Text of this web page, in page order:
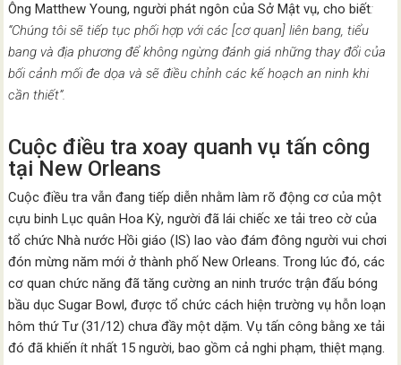
Ông Matthew Young, người phát ngôn của Sở Mật vụ, cho biết:
“Chúng tôi sẽ tiếp tục phối hợp với các [cơ quan] liên bang, tiểu
bang và địa phương để không ngừng đánh giá những thay đổi của
bối cảnh mối đe dọa và sẽ điều chỉnh các kế hoạch an ninh khi
cần thiết”.
Cuộc điều tra xoay quanh vụ tấn công
tại New Orleans
Cuộc điều tra vẫn đang tiếp diễn nhằm làm rõ động cơ của một
cựu binh Lục quân Hoa Kỳ, người đã lái chiếc xe tải treo cờ của
tổ chức Nhà nước Hồi giáo (IS) lao vào đám đông người vui chơi
đón mừng năm mới ở thành phố New Orleans. Trong lúc đó, các
cơ quan chức năng đã tăng cường an ninh trước trận đấu bóng
bầu dục Sugar Bowl, được tổ chức cách hiện trường vụ hỗn loạn
hôm thứ Tư (31/12) chưa đầy một dặm. Vụ tấn công bằng xe tải
đó đã khiến ít nhất 15 người, bao gồm cả nghi phạm, thiệt mạng.